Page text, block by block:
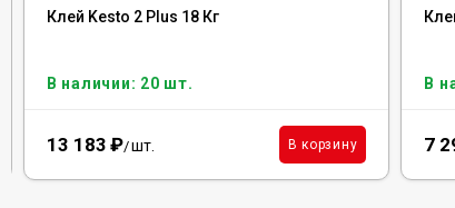
Клей Kesto 2 Plus 18 Кг
В наличии: 20 шт.
13 183 ₽/шт. В корзину
В
7